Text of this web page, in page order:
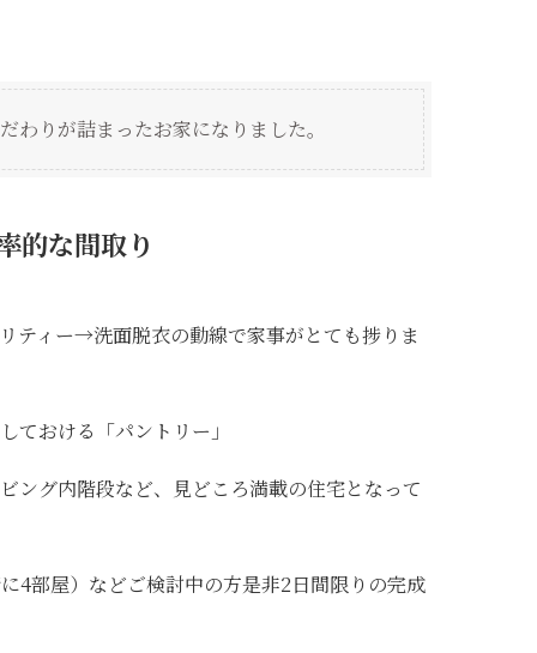
りが詰まったお家になりました。
的な間取り
ティー→洗面脱衣の動線で家事がとても捗りま
ておける「パントリー」
ング内階段など、見どころ満載の住宅となって
4部屋）などご検討中の方是非2日間限りの完成